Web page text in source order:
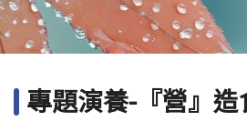
活動花絮
招生訊息(link is external)
專題演養-『營』